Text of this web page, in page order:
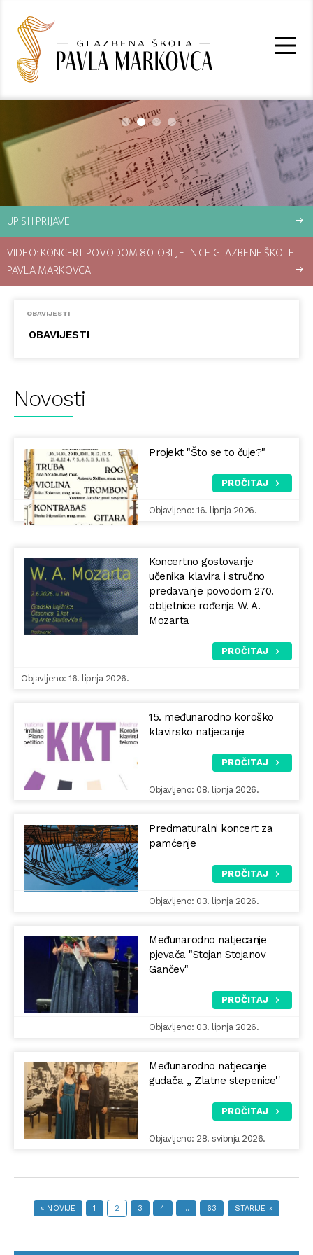
UPISI I PRIJAVE east
VIDEO: KONCERT POVODOM 80. OBLJETNICE GLAZBENE ŠKOLE
PAVLA MARKOVCA
east
OBAVIJESTI
Novosti
Projekt "Što se to čuje?"
PROČITAJ
Objavljeno: 16. lipnja 2026.
Koncertno gostovanje
učenika klavira i stručno
predavanje povodom 270.
obljetnice rođenja W. A.
Mozarta
PROČITAJ
Objavljeno: 16. lipnja 2026.
15. međunarodno koroško
klavirsko natjecanje
PROČITAJ
Objavljeno: 08. lipnja 2026.
Predmaturalni koncert za
pamćenje
PROČITAJ
Objavljeno: 03. lipnja 2026.
Međunarodno natjecanje
pjevača "Stojan Stojanov
Gančev"
PROČITAJ
Objavljeno: 03. lipnja 2026.
Međunarodno natjecanje
gudača ,, Zlatne stepenice''
PROČITAJ
Objavljeno: 28. svibnja 2026.
« NOVIJE 1 2 3 4 … 63 STARIJE »